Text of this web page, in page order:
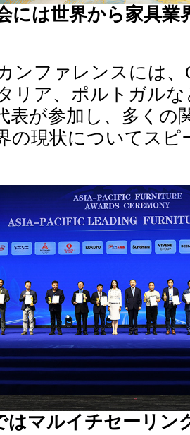
には世界から家具業
ンファレンスには
リア、ポルトガル
表が参加し、多くの
の現状についてスピ
はマルイチセーリン